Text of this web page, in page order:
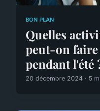
BON PLAN
Quelles
peut-on
pendant l'été
20 décembre 2024 · 5